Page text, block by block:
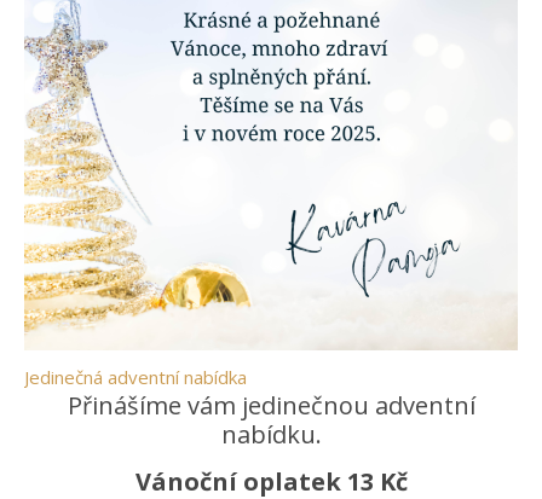
Jedinečná adventní nabídka
Přinášíme vám jedinečnou adventní
nabídku.
Vánoční oplatek 13 Kč